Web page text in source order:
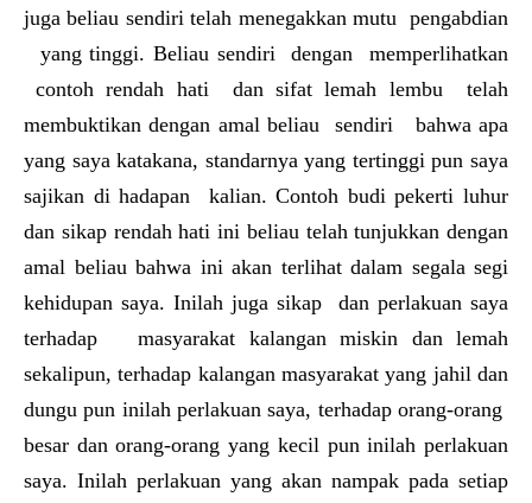
juga beliau sendiri telah menegakkan mutu pengabdian
yang tinggi. Beliau sendiri dengan memperlihatkan
contoh rendah hati dan sifat lemah lembu telah
membuktikan dengan amal beliau sendiri bahwa apa
yang saya katakana, standarnya yang tertinggi pun saya
sajikan di hadapan kalian. Contoh budi pekerti luhur
dan sikap rendah hati ini beliau telah tunjukkan dengan
amal beliau bahwa ini akan terlihat dalam segala segi
kehidupan saya. Inilah juga sikap dan perlakuan saya
terhadap masyarakat kalangan miskin dan lemah
sekalipun, terhadap kalangan masyarakat yang jahil dan
dungu pun inilah perlakuan saya, terhadap orang-orang
besar dan orang-orang yang kecil pun inilah perlakuan
saya. Inilah perlakuan yang akan nampak pada setiap